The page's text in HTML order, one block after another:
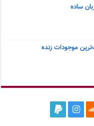
ساده
موجودات زنده